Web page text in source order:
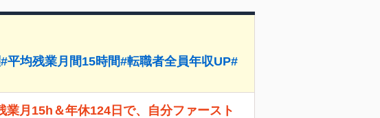
平均残業月間15時間#転職者全員年収UP#
月15h＆年休124日で、自分ファースト